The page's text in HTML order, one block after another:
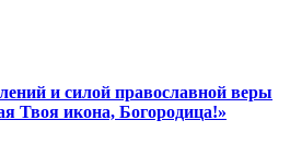
и силой православной веры
Твоя икона, Богородица!»